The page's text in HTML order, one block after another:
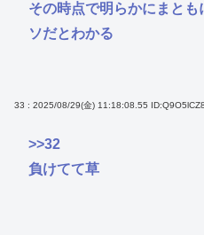
その時点で明らかにまと
ソだとわかる
33 : 2025/08/29(金) 11:18:08.55
>>32
負けてて草